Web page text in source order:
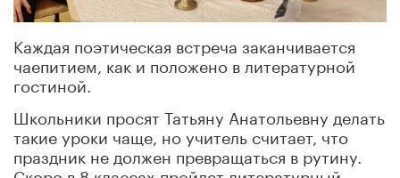
Каждая поэтическая встреча заканчивается
чаепитием, как и положено в литературной
гостиной.
Школьники просят Татьяну Анатольевну делать
такие уроки чаще, но учитель считает, что
праздник не должен превращаться в рутину.